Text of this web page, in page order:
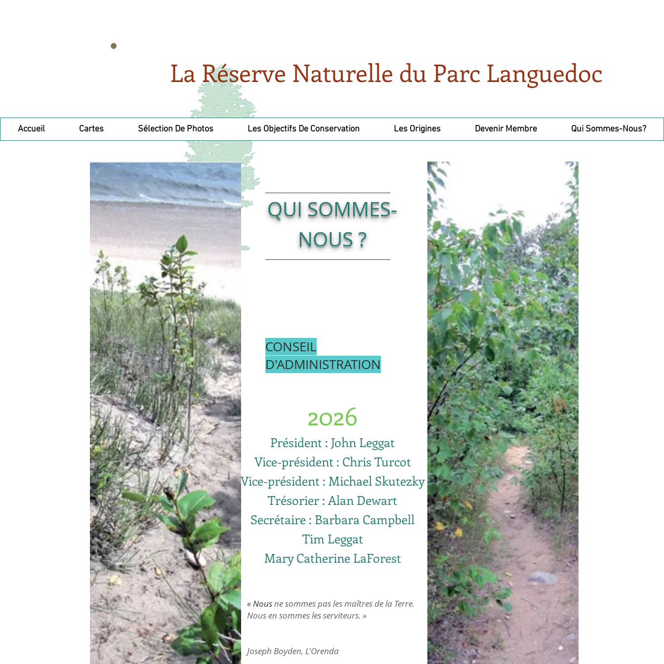
La Réserve Naturelle du Parc Languedoc
Accueil Cartes Sélection De Photos Les Objectifs De Conservation Les Origines Devenir Membre Qui Sommes-Nous?
QUI SOMMES-
NOUS ?
2026
Président : John Leggat
Vice-président : Chris Turcot
Vice-président : Michael Skutezky
Trésorier : Alan Dewart
Secrétaire : Barbara Campbell
Tim Leggat
Mary Catherine LaForest
« Nousne sommes pas les maîtres de la Terre.
Nous en sommes les serviteurs. »
Joseph Boyden, L'Orenda
CONSEIL
D'ADMINISTRATION